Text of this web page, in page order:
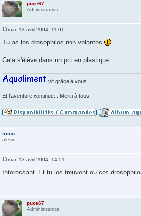
puce67
Administratrice
s
a
g
mar. 13 avril 2004, 11:01
Tu as les drosophiles non volantes
Cela s'élève dans un pot en plastique.
vit grâce à vous.
Et l'aventure continue... Merci à tous.
triton
alevin
e
s
e
mar. 13 avril 2004, 14:51
Interessant. Et tu les trouvent ou ces
puce67
Administratrice